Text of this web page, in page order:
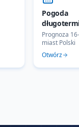
Pogoda
Prognoza
miast Polski
Otwórz